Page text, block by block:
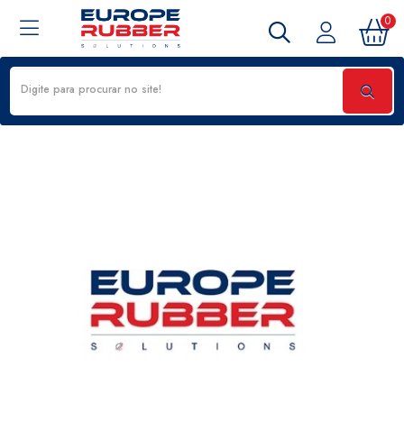
0
TSM4884032-250R - VEDAÇÃO DA PA REFORMA (DESENHO